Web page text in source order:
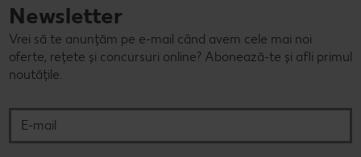
Newsletter
Vrei să te anunțăm pe e-mail când avem cele mai noi
oferte, rețete și concursuri online? Abonează-te și afli primul
noutățile.